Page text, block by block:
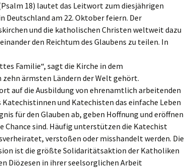
Link)
Caritas Frankfurt (ext.
Link)
Link)
Kirchenzeitung Limburg
(ext. Link)
Jugendkirche Jona (ext.
Link)
Stadtsynodalrat
Kirche St. Hedwig
Das Pfarrhaus
Haus im Haus
(St.Hedwig)
Kirchenfenster in Mariä
Himmelfahrt
Aus dem Archiv
–
18) lautet das Leitwort zum diesjährigen
Deutschland am 22. Oktober feiern. Der
und die katholischen Christen weltweit dazu
den Reichtum des Glaubens zu teilen. In
Familie“, sagt die Kirche in dem
zehn ärmsten Ländern der Welt gehört.
auf die Ausbildung von ehrenamtlich arbeitenden
und Katechisten das einfache Leben
für den Glauben ab, geben Hoffnung und eröffnen
Chance sind. Häufig unterstützen die Katechist
verstoßen oder misshandelt werden. Die
ist die größte Solidaritätsaktion der Katholiken
Diözesen in ihrer seelsorglichen Arbeit